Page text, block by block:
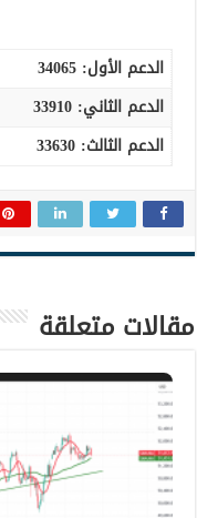
الدعم الأول: 34065
الدعم الثاني: 33910
الدعم الثالث:
33630
مقالات متعلقة